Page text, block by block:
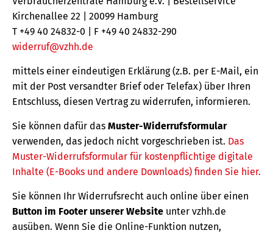
Kirchenallee 22 | 20099 Hamburg
T +49 40 24832-0 | F +49 40 24832-290
widerruf@vzhh.de
mittels einer eindeutigen Erklärung (z.B. per E-Mail, ein
mit der Post versandter Brief oder Telefax) über Ihren
Entschluss, diesen Vertrag zu widerrufen, informieren.
Sie können dafür das Muster-Widerrufsformular
verwenden, das jedoch nicht vorgeschrieben ist. Das
Muster-Widerrufsformular für kostenpflichtige digitale
Inhalte (E-Books und andere Downloads) finden Sie hier.
Sie können Ihr Widerrufsrecht auch online über einen
Button im Footer unserer Website unter vzhh.de
ausüben. Wenn Sie die Online-Funktion nutzen,